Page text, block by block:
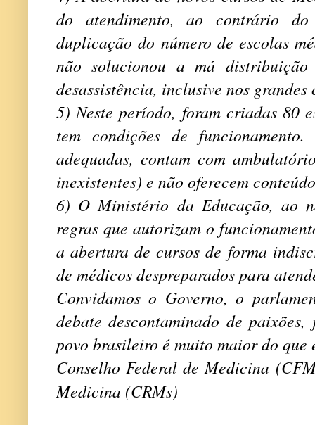
do atendimento, ao contrário
duplicação do número de escolas
não solucionou a má distribuição
desassistência, inclusive nos grandes
5) Neste período, foram criadas 80
tem condições de
adequadas, contam com
inexistentes) e não oferecem
6) O Ministério da Educação, ao
regras que autorizam o
a abertura de cursos de forma
de médicos despreparados para
Convidamos o Governo, o
debate descontaminado de
povo brasileiro é muito maior do que
Conselho Federal de Medicina
Medicina (CRMs)